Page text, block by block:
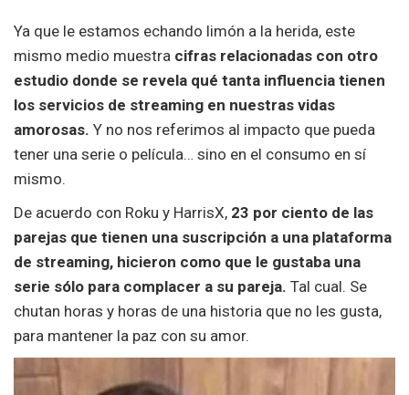
Ya que le estamos echando limón a la herida, este
mismo medio muestra cifras relacionadas con otro
estudio donde se revela qué tanta influencia tienen
los servicios de streaming en nuestras vidas
amorosas. Y no nos referimos al impacto que pueda
tener una serie o película… sino en el consumo en sí
mismo.
De acuerdo con Roku y HarrisX, 23 por ciento de las
parejas que tienen una suscripción a una plataforma
de streaming, hicieron como que le gustaba una
serie sólo para complacer a su pareja. Tal cual. Se
chutan horas y horas de una historia que no les gusta,
para mantener la paz con su amor.